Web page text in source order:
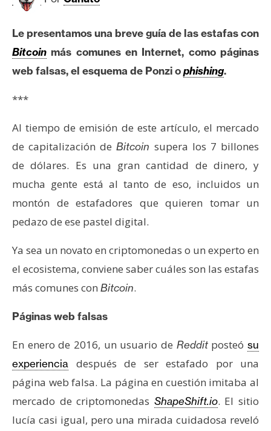
d
o
s
t
c
o
i
t
h
e
e
m
I
A
Le presentamos una breve guía de las estafas con
Bitcoin más comunes en Internet, como páginas
web falsas, el esquema de Ponzi ophishing.
***
Al tiempo de emisión de este artículo, el mercado
de capitalización deBitcoin supera los 7 billones
de dólares. Es una gran cantidad de dinero, y
mucha gente está al tanto de eso, incluidos un
montón de estafadores que quieren tomar un
pedazo de ese pastel digital.
Ya sea un novato en criptomonedas o un experto en
el ecosistema, conviene saber cuáles son las estafas
más comunes con Bitcoin.
Páginas web falsas
En enero de 2016, un usuario de Redditposteósu
experiencia después de ser estafado por una
página web falsa. La página en cuestión imitaba al
mercado de criptomonedas ShapeShift.io. El sitio
lucía casi igual, pero una mirada cuidadosa reveló